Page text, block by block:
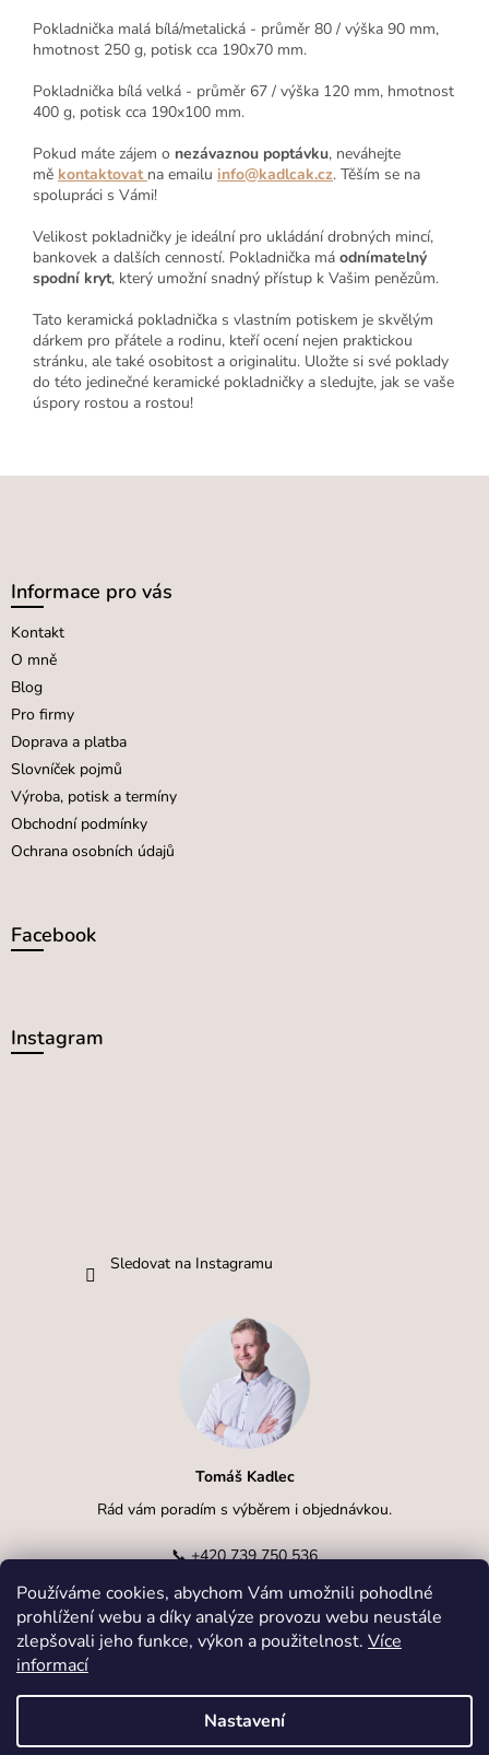
Používáme cookies, abychom Vám umožnili pohodlné
prohlížení webu a díky analýze provozu webu neustále
zlepšovali jeho funkce, výkon a použitelnost. Více
informací
Nastavení
Pokladnička malá bílá/metalická - průměr 80 / výška 90 mm,
hmotnost 250 g, potisk cca 190x70 mm.
Pokladnička bílá velká - průměr 67 / výška 120 mm, hmotnost
400 g, potisk cca 190x100 mm.
Pokud máte zájem o nezávaznou poptávku, neváhejte
mě kontaktovat na emailu info@kadlcak.cz. Těším se na
spolupráci s Vámi!
Velikost pokladničky je ideální pro ukládání drobných mincí,
bankovek a dalších cenností. Pokladnička má odnímatelný
spodní kryt, který umožní snadný přístup k Vašim penězům.
Tato keramická pokladnička s vlastním potiskem je skvělým
dárkem pro přátele a rodinu, kteří ocení nejen praktickou
stránku, ale také osobitost a originalitu. Uložte si své poklady
do této jedinečné keramické pokladničky a sledujte, jak se vaše
úspory rostou a rostou!
Informace pro vás
Kontakt
O mně
Blog
Pro firmy
Doprava a platba
Slovníček pojmů
Výroba, potisk a termíny
Obchodní podmínky
Ochrana osobních údajů
Facebook
Instagram
Sledovat na Instagramu
Tomáš Kadlec
Rád vám poradím s výběrem i objednávkou.
📞+420 739 750 536
✉️info@kadlcak.cz
Vytvořil Shoptet